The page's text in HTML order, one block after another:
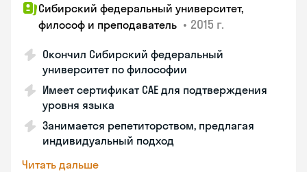
Сибирский федеральный университет,
философ и преподаватель • 2015 г.
Окончил Сибирский федеральный
университет по философии
Имеет сертификат CAE для подтверждения
уровня языка
Занимается репетиторством, предлагая
индивидуальный подход
Читать дальше